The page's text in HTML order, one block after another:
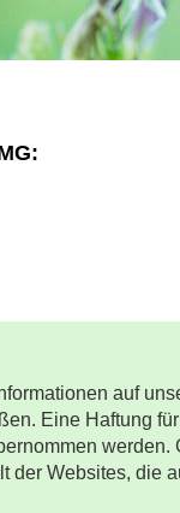
auf
Eine Haftung
der Websites, die